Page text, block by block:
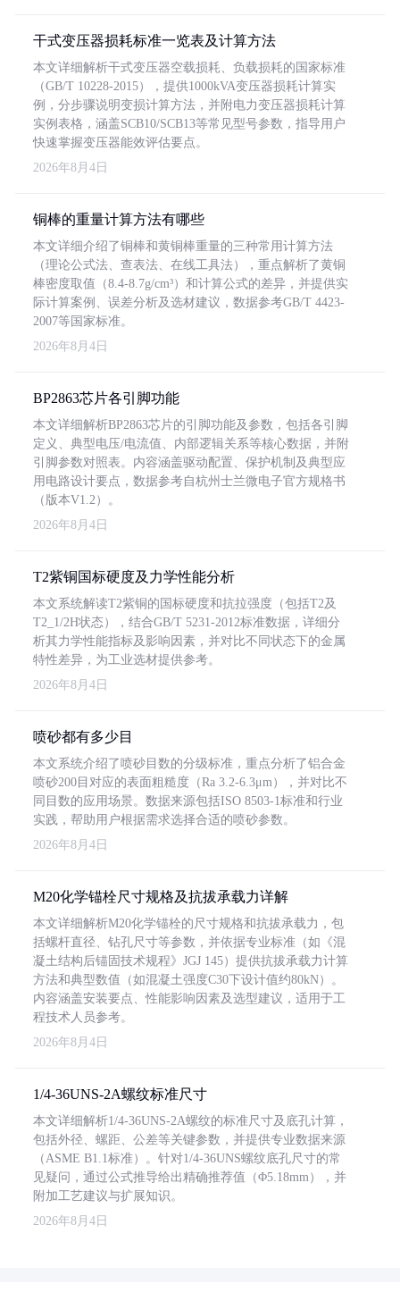
干式变压器损耗标准一览表及计算方法
本文详细解析干式变压器空载损耗、负载损耗的国家标准
（GB/T 10228-2015），提供1000kVA变压器损耗计算实
例，分步骤说明变损计算方法，并附电力变压器损耗计算
实例表格，涵盖SCB10/SCB13等常见型号参数，指导用户
快速掌握变压器能效评估要点。
2026年8月4日
铜棒的重量计算方法有哪些
本文详细介绍了铜棒和黄铜棒重量的三种常用计算方法
（理论公式法、查表法、在线工具法），重点解析了黄铜
棒密度取值（8.4-8.7g/cm³）和计算公式的差异，并提供实
际计算案例、误差分析及选材建议，数据参考GB/T 4423-
2007等国家标准。
2026年8月4日
BP2863芯片各引脚功能
本文详细解析BP2863芯片的引脚功能及参数，包括各引脚
定义、典型电压/电流值、内部逻辑关系等核心数据，并附
引脚参数对照表。内容涵盖驱动配置、保护机制及典型应
用电路设计要点，数据参考自杭州士兰微电子官方规格书
（版本V1.2）。
2026年8月4日
T2紫铜国标硬度及力学性能分析
本文系统解读T2紫铜的国标硬度和抗拉强度（包括T2及
T2_1/2H状态），结合GB/T 5231-2012标准数据，详细分
析其力学性能指标及影响因素，并对比不同状态下的金属
特性差异，为工业选材提供参考。
2026年8月4日
喷砂都有多少目
本文系统介绍了喷砂目数的分级标准，重点分析了铝合金
喷砂200目对应的表面粗糙度（Ra 3.2-6.3μm），并对比不
同目数的应用场景。数据来源包括ISO 8503-1标准和行业
实践，帮助用户根据需求选择合适的喷砂参数。
2026年8月4日
M20化学锚栓尺寸规格及抗拔承载力详解
本文详细解析M20化学锚栓的尺寸规格和抗拔承载力，包
括螺杆直径、钻孔尺寸等参数，并依据专业标准（如《混
凝土结构后锚固技术规程》JGJ 145）提供抗拔承载力计算
方法和典型数值（如混凝土强度C30下设计值约80kN）。
内容涵盖安装要点、性能影响因素及选型建议，适用于工
程技术人员参考。
2026年8月4日
1/4-36UNS-2A螺纹标准尺寸
本文详细解析1/4-36UNS-2A螺纹的标准尺寸及底孔计算，
包括外径、螺距、公差等关键参数，并提供专业数据来源
（ASME B1.1标准）。针对1/4-36UNS螺纹底孔尺寸的常
见疑问，通过公式推导给出精确推荐值（Φ5.18mm），并
附加工艺建议与扩展知识。
2026年8月4日